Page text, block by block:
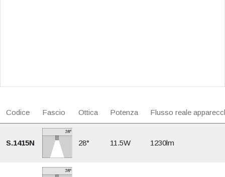
Codice Fascio Ottica Potenza Flusso reale
S.1415N 28° 11.5W 1230lm